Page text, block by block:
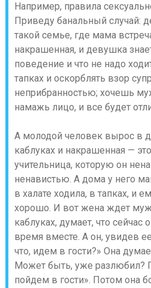
Например, правила
Приведу банальный случай:
такой семье, где мама
накрашенная, и девушка
поведение и что не надо
тапках и оскорблять взор
неприбранностью; хочешь
намажь лицо, и все будет
А молодой человек вырос в
каблуках и накрашенная —
учительница, которую он
ненавистью. А дома у него
в халате ходила, в тапках, и
хорошо. И вот жена ждет
каблуках, думает, что сейчас
время вместе. А он, увидев
что, идем в гости?» Она
Может быть, уже разлюбил?
пойдем в гости». Потом она